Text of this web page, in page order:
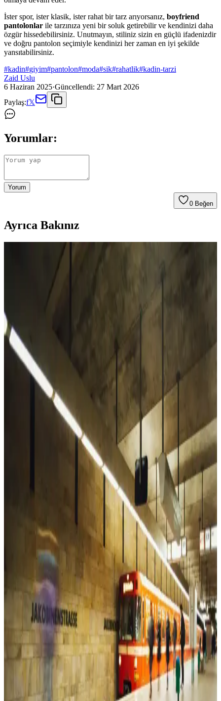
İster spor, ister klasik, ister rahat bir tarz arıyorsanız, boyfriend
pantolonlar ile tarzınıza yeni bir soluk getirebilir ve kendinizi daha
özgür hissedebilirsiniz. Unutmayın, stiliniz sizin en güçlü ifadenizdir
ve doğru pantolon seçimiyle kendinizi her zaman en iyi şekilde
yansıtabilirsiniz.
#kadin#giyim#pantolon#moda#sik#rahatlik#kadin-tarzi
Zaid Uslu
6 Haziran 2025·Güncellendi: 27 Mart 2026
Paylaş:f𝕏
Yorumlar:
Yorum
0 Beğen
Ayrıca Bakınız
Naked & Famous Kadın Selvedge Denim: Fit,
Kesim ve Kullanıcı Deneyimleri Analizi
Naked & Famous Rainbow Core kadın selvedge kot pantolonları,
solmalarını öne çıkarıyor.
Alya Underwear Kadın Pamuklu Hipster Slip
Külotları Günlük Konfor ve Dayanıklılık İçin
Alya Underwear'in pamuklu kadın hipster slipleri, 10 renk
seçeneğiyle, yumuşak ve dayanıklı yapısıyla günlük rahatlık sunar,
uzun ömürlü ve şık bir iç giyim seçeneği sağlar.
Vaen Kadın Pamuk Elastan Likralı Sıfır Kol Atlet:
Günlük Şıklık ve Konfor Bir Arada
Vaen markasının pamuk elastan likralı atletleri, yumuşak ve nefes
alabilir kumaşıyla gün boyu konfor sağlar, şık tasarımıyla her
Laviyonsa Hasır Yazlık Vizör Şapka: Yaz Aylarında
Güneşten Koruyan Şık ve Pratik Tasarım
Laviyonsa hasır vizör şapka, hafif ve şık tasarımıyla yaz aylarında
güneşten koruyan ideal bir aksesuar. Uzun siperliği ve hava akışını
Pierre Cardin Kahverengi Monogram Kadın Omuz
Çantası Günlük Kullanım İçin Uygun
Pierre Cardin'in kahverengi monogram kadın omuz çantası, şıklık ve
fonksiyonelliği bir arada sunar. Geniş iç hacmi ve ayarlanabilir
askısıyla günlük kullanım için ideal, dayanıklı suni deri malzeme ile
tasarlanmıştır.
Kadın Spor Ayakkabıları Karşılaştırması: Puma
Skyrocket Lite ve Skechers Summits Özellikleri
Puma Skyrocket Lite ve Skechers Summits kadın spor ayakkabıları,
konfor, tasarım ve kullanım alanları açısından detaylı karşılaştırma
ile sizin için analiz edildi.
Beyaz Elbise Modelleri: Çeşitleri ve Kombin
Önerileriyle Zamansız Şıklık